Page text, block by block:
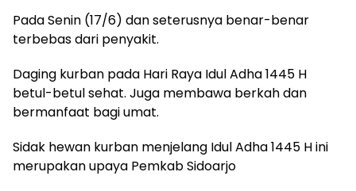
Pada Senin (17/6) dan seterusnya benar-benar
terbebas dari penyakit.
Daging kurban pada Hari Raya Idul Adha 1445 H
betul-betul sehat. Juga membawa berkah dan
bermanfaat bagi umat.
Sidak hewan kurban menjelang Idul Adha 1445 H ini
merupakan upaya Pemkab Sidoarjo